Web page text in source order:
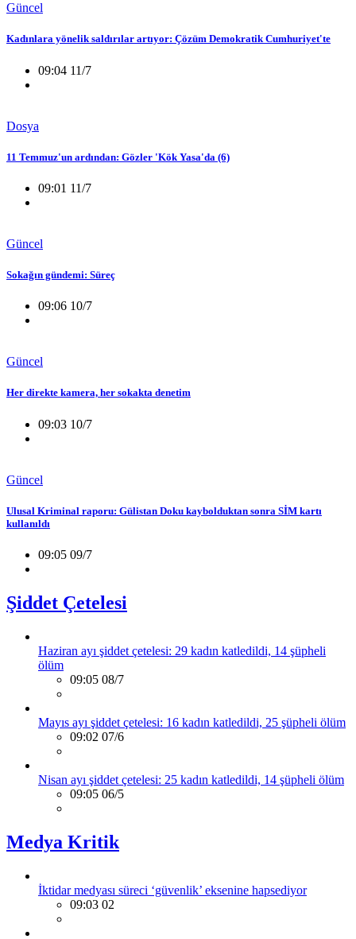
Güncel
Kadınlara yönelik saldırılar artıyor: Çözüm Demokratik Cumhuriyet'te
09:04 11/7
Dosya
11 Temmuz'un ardından: Gözler 'Kök Yasa'da (6)
09:01 11/7
Güncel
Sokağın gündemi: Süreç
09:06 10/7
Güncel
Her direkte kamera, her sokakta denetim
09:03 10/7
Güncel
Ulusal Kriminal raporu: Gülistan Doku kaybolduktan sonra SİM kartı
kullanıldı
09:05 09/7
Şiddet Çetelesi
Haziran ayı şiddet çetelesi: 29 kadın katledildi, 14 şüpheli
ölüm
09:05 08/7
Mayıs ayı şiddet çetelesi: 16 kadın katledildi, 25 şüpheli ölüm
09:02 07/6
Nisan ayı şiddet çetelesi: 25 kadın katledildi, 14 şüpheli ölüm
09:05 06/5
Medya Kritik
İktidar medyası süreci ‘güvenlik’ eksenine hapsediyor
09:03 02